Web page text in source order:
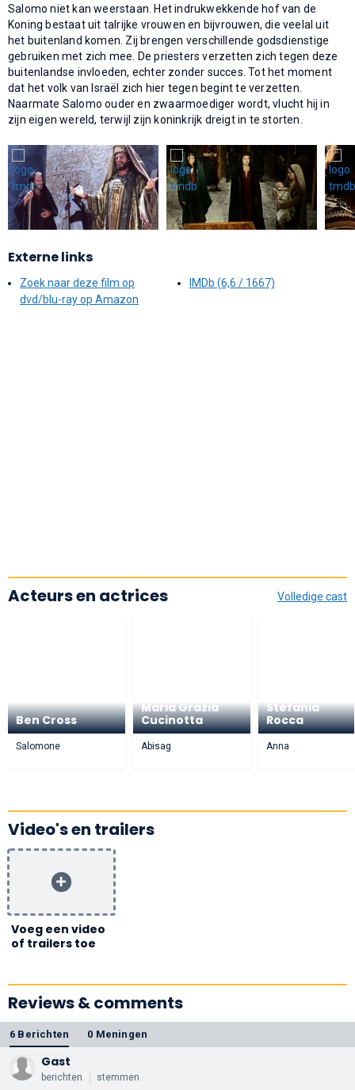
Salomo niet kan weerstaan. Het indrukwekkende hof van de
Koning bestaat uit talrijke vrouwen en bijvrouwen, die veelal uit
het buitenland komen. Zij brengen verschillende godsdienstige
gebruiken met zich mee. De priesters verzetten zich tegen deze
buitenlandse invloeden, echter zonder succes. Tot het moment
dat het volk van Israël zich hier tegen begint te verzetten.
Naarmate Salomo ouder en zwaarmoediger wordt, vlucht hij in
zijn eigen wereld, terwijl zijn koninkrijk dreigt in te storten.
Externe links
Zoek naar deze film op
dvd/blu-ray op Amazon
IMDb (6,6 / 1667)
Volledige cast
Acteurs en actrices
Ben Cross
Salomone
Maria Grazia
Cucinotta
Abisag
Stefania
Rocca
Anna
Video's en trailers
Voeg een video
of trailers toe
Reviews & comments
6 Berichten 0 Meningen
Gast
berichten stemmen